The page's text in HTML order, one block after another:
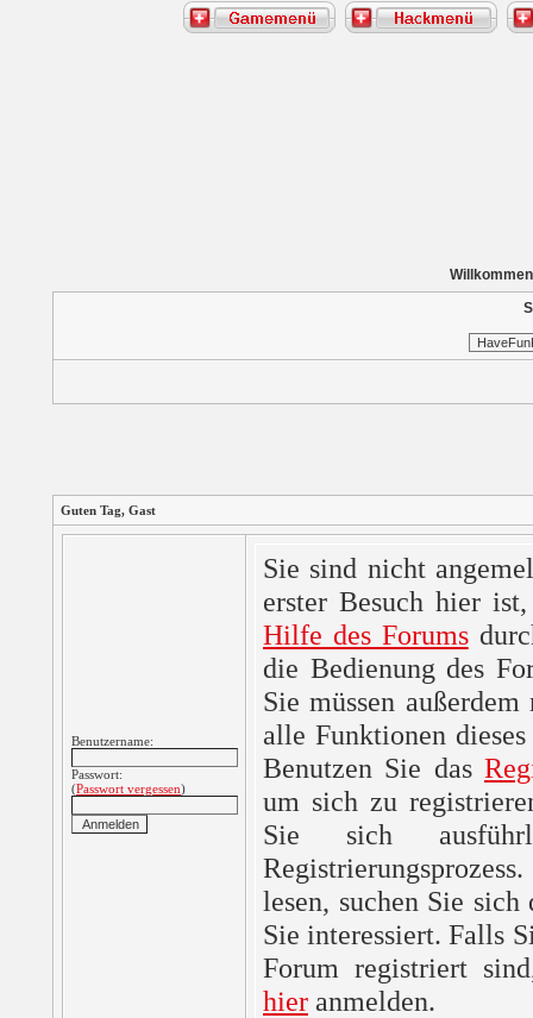
Guten Tag, Gast
Benutzername:
Passwort:
(Passwort vergessen)
Sie sind nicht
erster Besuch hier
Hilfe des Forums
die Bedienung des
Sie müssen
alle Funktionen
Benutzen Sie das
um sich zu
Sie sich
lesen, suchen Sie sich
Sie interessiert. Falls
Forum registriert
hier anmelden.